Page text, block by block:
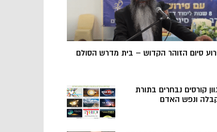
סיום הזוהר הקדוש – בית מדרש הסולם
קורסים נבחרים בתורת
ונפש האדם